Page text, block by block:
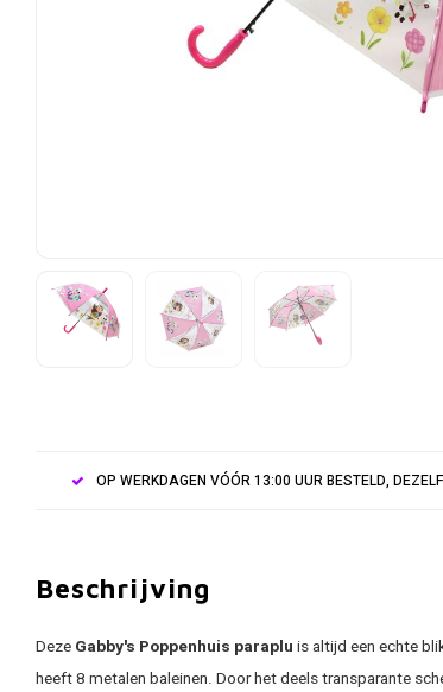
OP WERKDAGEN VÓÓR 13:00 UUR BESTELD,
Beschrijving
Deze Gabby's Poppenhuis paraplu is altijd een echte
heeft 8 metalen baleinen. Door het deels transparante